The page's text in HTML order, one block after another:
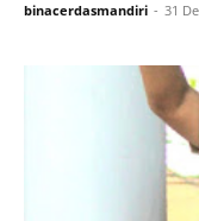
binacerdasmandiri 31